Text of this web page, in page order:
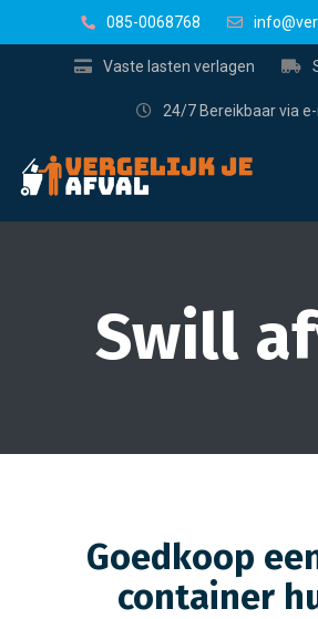
085-0068768
Vaste lasten verlagen
24/7 Bereikbaar via e-
Swill
Goedkoop
container